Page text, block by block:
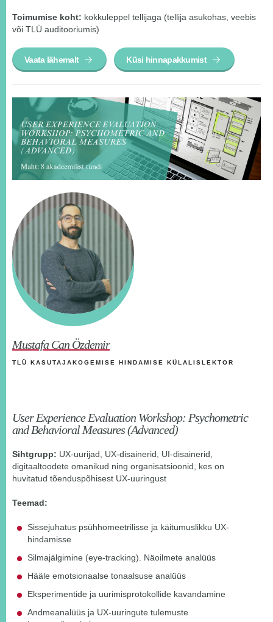
Toimumise koht: kokkuleppel tellijaga (tellija asukohas, veebis
või TLÜ auditooriumis)
Vaata lähemalt Küsi hinnapakkumist
Mustafa Can Özdemir
TLÜ KASUTAJAKOGEMISE HINDAMISE KÜLALISLEKTOR
User Experience Evaluation Workshop: Psychometric
and Behavioral Measures (Advanced)
Sihtgrupp: UX-uurijad, UX-disainerid, UI-disainerid,
digitaaltoodete omanikud ning organisatsioonid, kes on
huvitatud tõenduspõhisest UX-uuringust
Teemad:
Sissejuhatus psühhomeetrilisse ja käitumuslikku UX-
hindamisse
Silmajälgimine (eye-tracking). Näoilmete analüüs
Hääle emotsionaalse tonaalsuse analüüs
Eksperimentide ja uurimisprotokollide kavandamine
Andmeanalüüs ja UX-uuringute tulemuste